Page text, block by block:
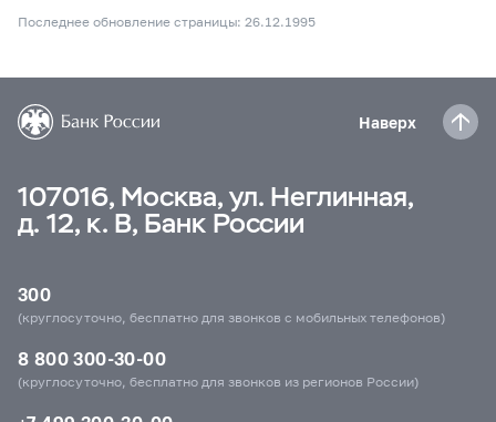
Последнее обновление страницы: 26.12.1995
Наверх
107016, Москва, ул. Неглинная,
д. 12, к. В, Банк России
300
(круглосуточно, бесплатно для звонков с мобильных телефонов)
8 800 300-30-00
(круглосуточно, бесплатно для звонков из регионов России)